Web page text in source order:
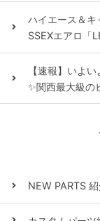
ハイエース＆キ
SSEXエアロ「
【速報】いよ
✨関西最大級の
NEW PARTS